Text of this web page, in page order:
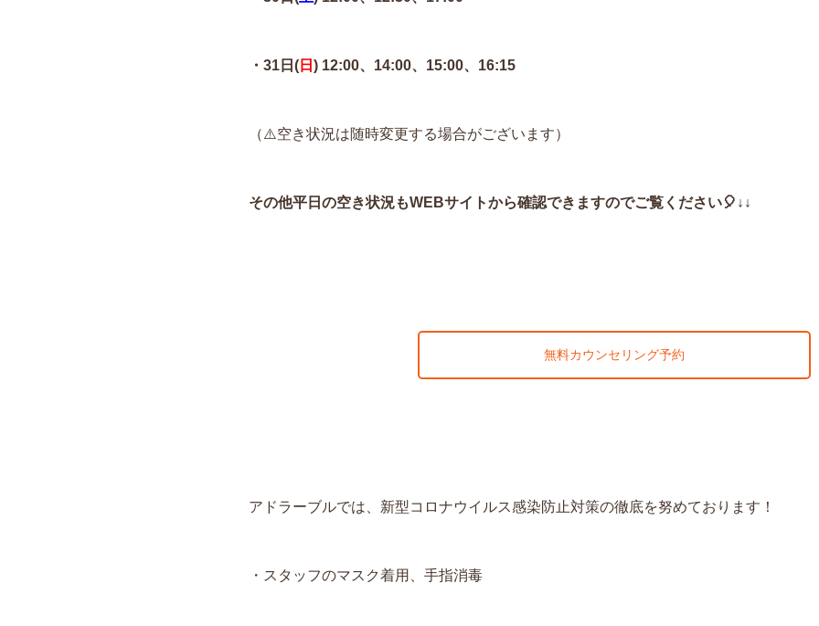
・31日( 日 ) 12:00、14:00、15:00、16:15
（⚠️空き状況は随時変更する場合がございます）
その他平日の空き状況もWEBサイトから確認できますのでご覧ください🎈↓↓
無料カウンセリング予約
アドラーブルでは、新型コロナウイルス感染防止対策の徹底を努めております！
・スタッフのマスク着用、手指消毒